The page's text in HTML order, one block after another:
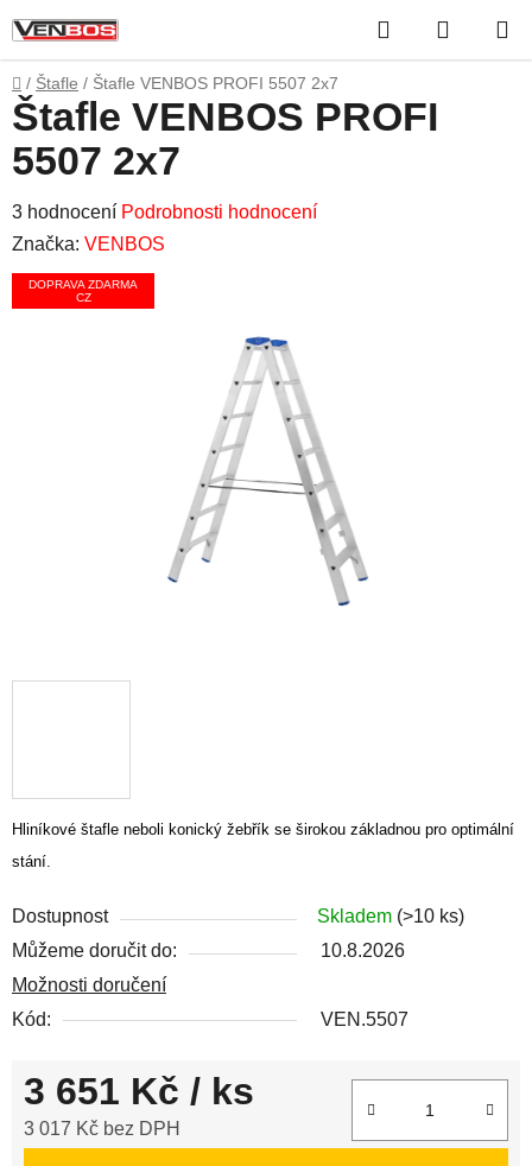
na
obsah
Hledat
KOŠÍK
Domů
/ Štafle / Štafle VENBOS PROFI 5507 2x7
Hliníkové štafle neboli konický žebřík se širokou základnou pro optimální
stání.
Dostupnost Skladem (>10 ks)
Můžeme doručit do:
10.8.2026
Možnosti doručení
Kód:
VEN.5507
3 651 Kč / ks
3 017 Kč bez DPH
Štafle VENBOS PROFI
5507 2x7
Průměrné
hodnocení
produktu
je
3 hodnocení Podrobnosti hodnocení
Značka: VENBOS
DOPRAVA ZDARMA
CZ